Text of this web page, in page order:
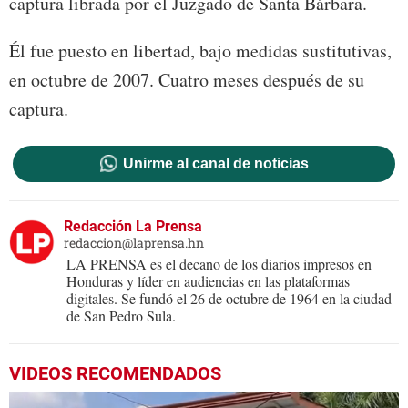
Él fue puesto en libertad, bajo medidas sustitutivas,
en octubre de 2007. Cuatro meses después de su
captura.
Unirme al canal de noticias
Redacción La Prensa
redaccion@laprensa.hn
LA PRENSA es el decano de los diarios impresos en
Honduras y líder en audiencias en las plataformas
digitales. Se fundó el 26 de octubre de 1964 en la ciudad
de San Pedro Sula.
VIDEOS RECOMENDADOS